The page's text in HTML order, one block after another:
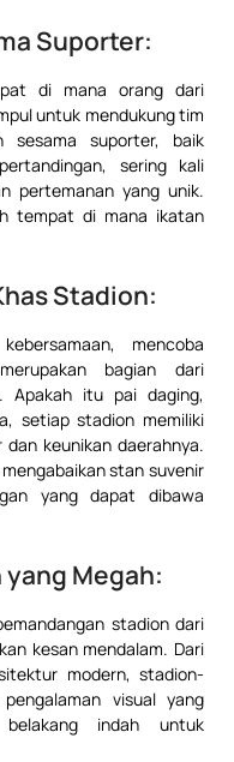
Suporter:
di mana orang dari
untuk mendukung tim
sesama suporter, baik
sering kali
pertemanan yang unik.
tempat di mana ikatan
Stadion:
mencoba
bagian dari
Apakah itu pai daging,
setiap stadion memiliki
keunikan daerahnya.
stan suvenir
yang dapat dibawa
Megah:
stadion dari
kesan mendalam. Dari
modern, stadion-
visual yang
indah untuk